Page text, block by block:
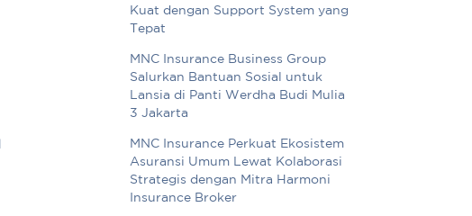
Kuat dengan Support System yang
Tepat
MNC Insurance Business Group
Salurkan Bantuan Sosial untuk
Lansia di Panti Werdha Budi Mulia
3 Jakarta
MNC Insurance Perkuat Ekosistem
Asuransi Umum Lewat Kolaborasi
Strategis dengan Mitra Harmoni
Insurance Broker